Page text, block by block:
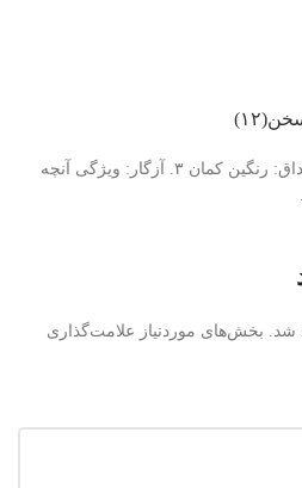
۱.آزرم جو: با شرم و حیا ۲.آزفنداق: رنگین کمان ۳. آزگار: ویژگی آنچه
شد.
بخش‌های موردنیاز علامت‌گذاری